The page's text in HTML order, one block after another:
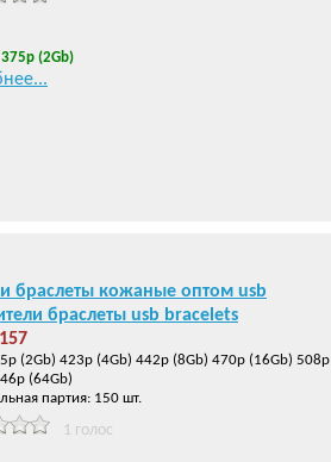
375р (2Gb)
браслеты кожаные оптом usb
браслеты usb bracelets
(2Gb) 423р (4Gb) 442р (8Gb) 470р (16Gb) 508р
(64Gb)
партия: 150 шт.
1 голос